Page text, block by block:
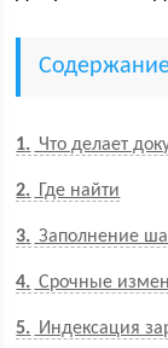
1 Что делает
2 Где найти
3 Заполнение
4 Срочные
5 Индексация